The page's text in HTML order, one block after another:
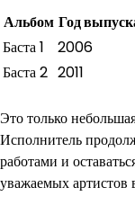
Альбом Год
Баста 1
2006
Баста 2 2011
Это только
Исполнитель
работами и
уважаемых артистов